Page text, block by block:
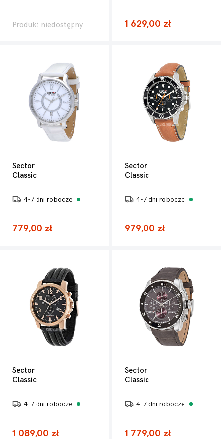
Produkt niedostępny 1 629,00 zł
Sector
Classic
4-7 dni robocze
779,00 zł
Sector
Classic
4-7 dni robocze
979,00 zł
Sector
Classic
4-7 dni robocze
1 089,00 zł
Sector
Classic
4-7 dni robocze
1 779,00 zł